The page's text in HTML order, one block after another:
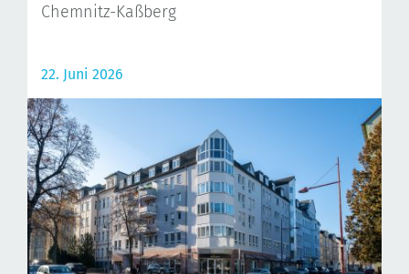
Chemnitz-Kaßberg
22. Juni 2026